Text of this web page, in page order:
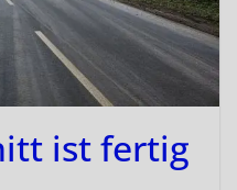
ist fertig